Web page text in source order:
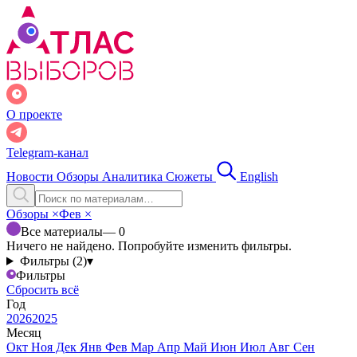
О проекте
Telegram-канал
Новости Обзоры Аналитика Сюжеты English
Обзоры ×Фев ×
Все материалы— 0
Ничего не найдено. Попробуйте изменить фильтры.
Фильтры (2)▾
Фильтры
Сбросить всё
Год
20262025
Месяц
Окт Ноя Дек Янв Фев Мар Апр Май Июн Июл Авг Сен